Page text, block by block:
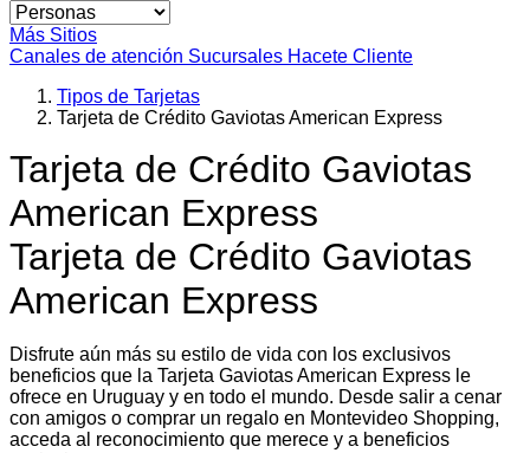
Más Sitios
Canales de atención Sucursales Hacete Cliente
Tipos de Tarjetas
Tarjeta de Crédito Gaviotas American Express
Tarjeta de Crédito Gaviotas
American Express
Tarjeta de Crédito Gaviotas
American Express
Disfrute aún más su estilo de vida con los exclusivos
beneficios que la Tarjeta Gaviotas American Express le
ofrece en Uruguay y en todo el mundo. Desde salir a cenar
con amigos o comprar un regalo en Montevideo Shopping,
acceda al reconocimiento que merece y a beneficios